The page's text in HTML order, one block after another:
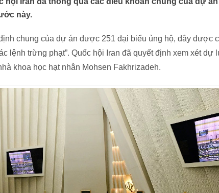
này.
chung của dự án được 251 đại biểu ủng hộ, đây được
lệnh trừng phạt”. Quốc hội Iran đã quyết định xem xét dự
khoa học hạt nhân Mohsen Fakhrizadeh.